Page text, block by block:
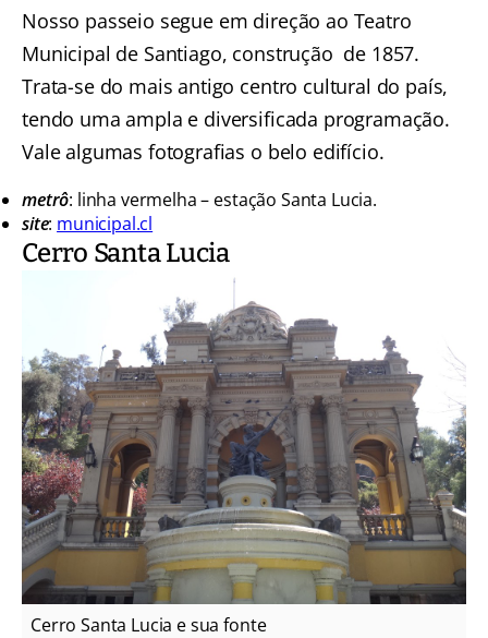
Nosso passeio segue em direção ao Teatro
Municipal de Santiago, construção de 1857.
Trata-se do mais antigo centro cultural do país,
tendo uma ampla e diversificada programação.
Vale algumas fotografias o belo edifício.
metrô: linha vermelha – estação Santa Lucia.
site: municipal.cl
Cerro Santa Lucia
Cerro Santa Lucia e sua fonte